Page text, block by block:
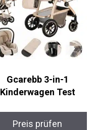
Gcarebb 3-in-1
Kinderwagen Test
Preis prüfen